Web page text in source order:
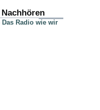
Das Radio wie wir